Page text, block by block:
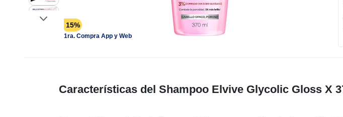
15%
1ra. Compra App y Web
Características del Shampoo Elvive Glycolic Gloss X